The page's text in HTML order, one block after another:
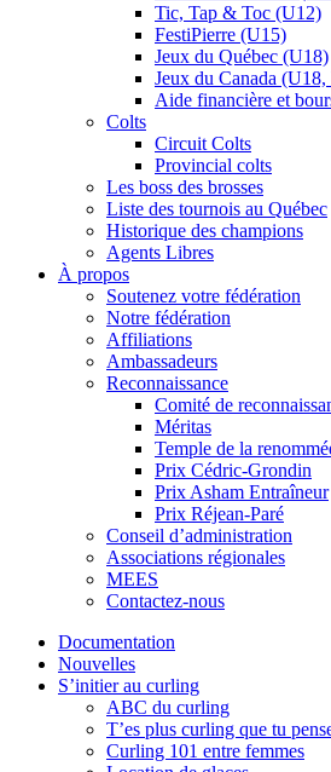
Tic, Tap & Toc (U12)
FestiPierre (U15)
Jeux du Québec (U18)
Jeux du Canada
Aide financière et
Colts
Circuit Colts
Provincial colts
Les boss des brosses
Liste des tournois au Québec
Historique des champions
Agents Libres
À propos
Soutenez votre fédération
Notre fédération
Affiliations
Ambassadeurs
Reconnaissance
Comité de
Méritas
Temple de la
Prix Cédric-Grondin
Prix Asham Entraîneur
Prix Réjean-Paré
Conseil d’administration
Associations régionales
MEES
Contactez-nous
Documentation
Nouvelles
S’initier au curling
ABC du curling
T’es plus curling que tu
Curling 101 entre femmes